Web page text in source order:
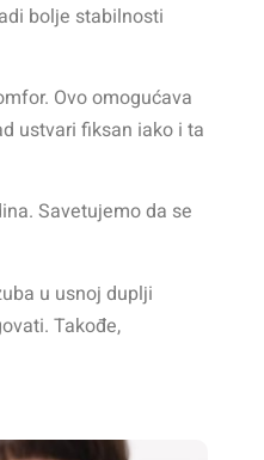
bolje stabilnosti
Ovo omogućava
ustvari fiksan iako i ta
Savetujemo da se
u usnoj duplji
Takođe,